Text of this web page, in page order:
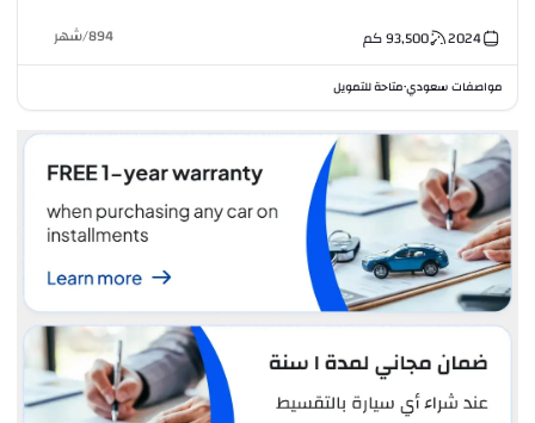
2024
93,500كم 894
/شهر
مواصفات سعودي•متاحة للتمويل